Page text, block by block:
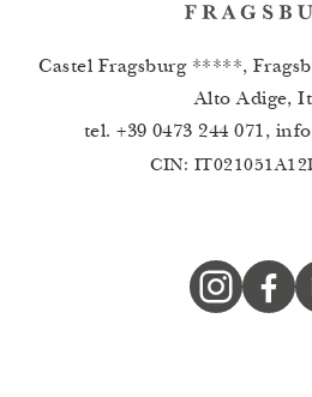
Castel Fragsburg *****,
Alto Adige,
tel.+39 0473 244 071, info
CIN: